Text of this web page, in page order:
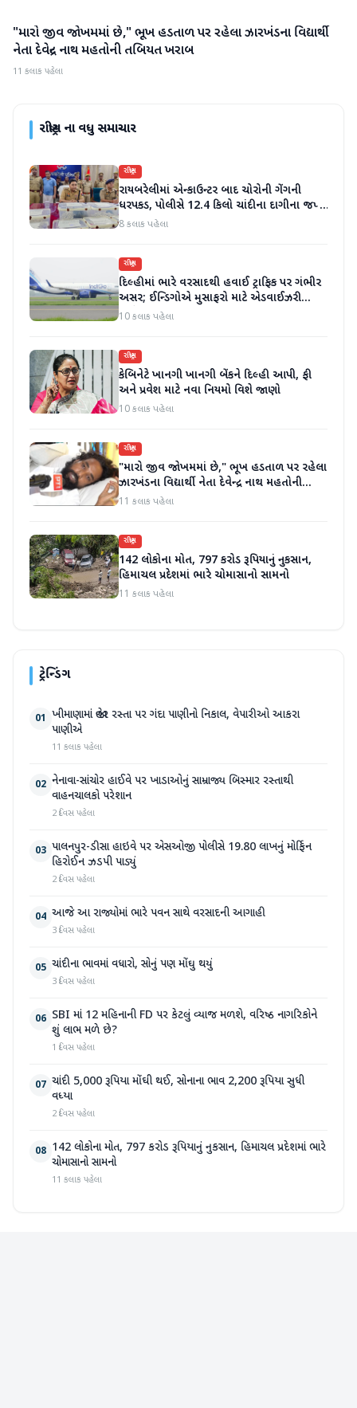
રાષ્ટ્રીય
"મારો જીવ જોખમમાં છે," ભૂખ હડતાળ પર રહેલા ઝારખંડના વિદ્યાર્થી
નેતા દેવેન્દ્ર નાથ મહતોની તબિયત ખરાબ
11 કલાક પહેલા
રાષ્ટ્રીયના વધુ સમાચાર
રાષ્ટ્રીય
રાયબરેલીમાં એન્કાઉન્ટર બાદ ચોરોની ગેંગની
ધરપકડ, પોલીસે 12.4 કિલો ચાંદીના દાગીના જપ્ત
કર્યા
8 કલાક પહેલા
રાષ્ટ્રીય
દિલ્હીમાં ભારે વરસાદથી હવાઈ ટ્રાફિક પર ગંભીર
અસર; ઈન્ડિગોએ મુસાફરો માટે એડવાઈઝરી
જાહેર કરી
10 કલાક પહેલા
રાષ્ટ્રીય
કેબિનેટે ખાનગી ખાનગી બેંકને દિલ્હી આપી, ફી
અને પ્રવેશ માટે નવા નિયમો વિશે જાણો
10 કલાક પહેલા
રાષ્ટ્રીય
"મારો જીવ જોખમમાં છે," ભૂખ હડતાળ પર રહેલા
ઝારખંડના વિદ્યાર્થી નેતા દેવેન્દ્ર નાથ મહતોની
તબિયત ખરાબ
11 કલાક પહેલા
રાષ્ટ્રીય
142 લોકોના મોત, 797 કરોડ રૂપિયાનું નુકસાન,
હિમાચલ પ્રદેશમાં ભારે ચોમાસાનો સામનો
11 કલાક પહેલા
ટ્રેન્ડિંગ
01 ખીમાણામાં જાહેર રસ્તા પર ગંદા પાણીનો નિકાલ, વેપારીઓ આકરા
પાણીએ
11 કલાક પહેલા
02 નેનાવા-સાંચોર હાઈવે પર ખાડાઓનું સામ્રાજ્ય બિસ્માર રસ્તાથી
વાહનચાલકો પરેશાન
2 દિવસ પહેલા
03 પાલનપુર-ડીસા હાઇવે પર એસઓજી પોલીસે 19.80 લાખનું મોર્ફિન
હિરોઈન ઝડપી પાડ્યું
2 દિવસ પહેલા
04 આજે આ રાજ્યોમાં ભારે પવન સાથે વરસાદની આગાહી
3 દિવસ પહેલા
05 ચાંદીના ભાવમાં વધારો, સોનું પણ મોંઘુ થયું
3 દિવસ પહેલા
06 SBI માં 12 મહિનાની FD પર કેટલું વ્યાજ મળશે, વરિષ્ઠ નાગરિકોને
શું લાભ મળે છે?
1 દિવસ પહેલા
07 ચાંદી 5,000 રૂપિયા મોંઘી થઈ, સોનાના ભાવ 2,200 રૂપિયા સુધી
વધ્યા
2 દિવસ પહેલા
08 142 લોકોના મોત, 797 કરોડ રૂપિયાનું નુકસાન, હિમાચલ પ્રદેશમાં ભારે
ચોમાસાનો સામનો
11 કલાક પહેલા